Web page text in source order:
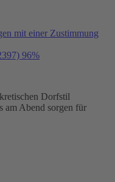
mit einer Zustimmung
96%
Dorfstil
am Abend sorgen für